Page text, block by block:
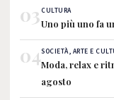
03CULTURA
Uno più uno fa
04SOCIETÀ, ARTE E
Moda, relax e
agosto